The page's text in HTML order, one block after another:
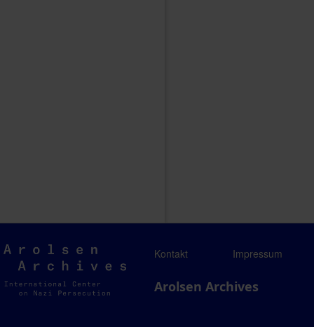
Arolsen
Archives
Kontakt Impressum
Arolsen Archives